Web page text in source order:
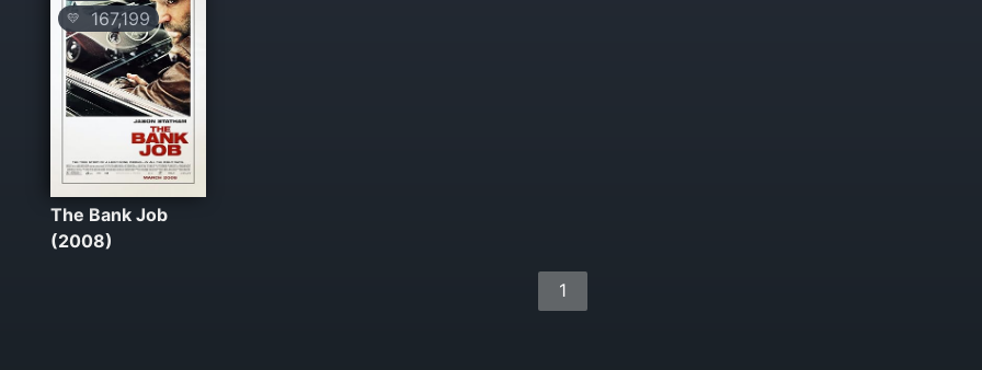
💛 167,199
The Bank Job
(2008)
1